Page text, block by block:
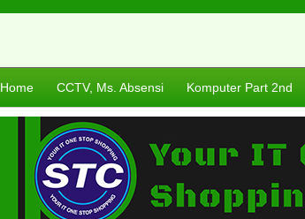
Home CCTV, Ms. Absensi Komputer Part 2nd